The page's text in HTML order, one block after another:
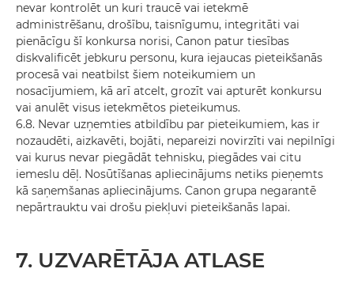
nevar kontrolēt un kuri traucē vai ietekmē
administrēšanu, drošību, taisnīgumu, integritāti vai
pienācīgu šī konkursa norisi, Canon patur tiesības
diskvalificēt jebkuru personu, kura iejaucas pieteikšanās
procesā vai neatbilst šiem noteikumiem un
nosacījumiem, kā arī atcelt, grozīt vai apturēt konkursu
vai anulēt visus ietekmētos pieteikumus.
6.8. Nevar uzņemties atbildību par pieteikumiem, kas ir
nozaudēti, aizkavēti, bojāti, nepareizi novirzīti vai nepilnīgi
vai kurus nevar piegādāt tehnisku, piegādes vai citu
iemeslu dēļ. Nosūtīšanas apliecinājums netiks pieņemts
kā saņemšanas apliecinājums. Canon grupa negarantē
nepārtrauktu vai drošu piekļuvi pieteikšanās lapai.
7. UZVARĒTĀJA ATLASE